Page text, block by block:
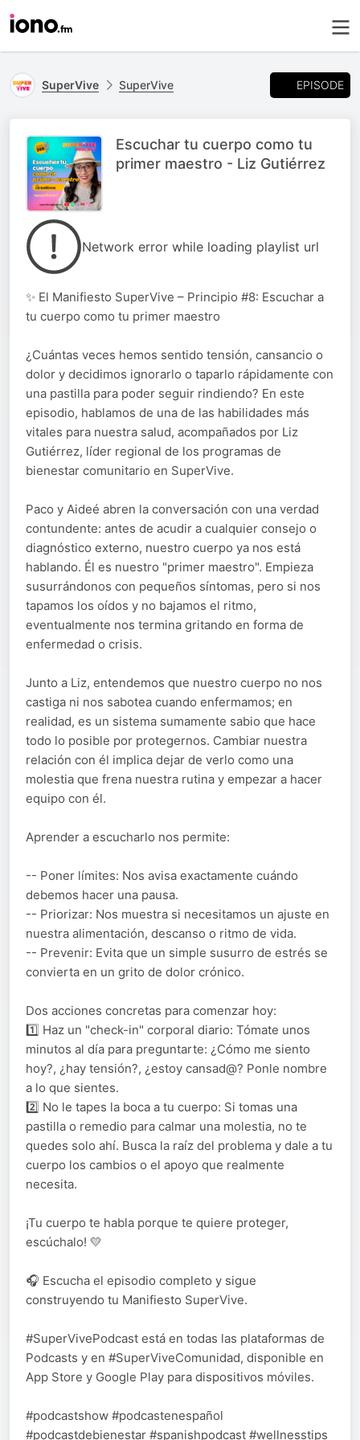
SuperVive SuperVive EPISODE
Escuchar tu cuerpo como tu
primer maestro - Liz Gutiérrez
Network error while loading playlist url
✨ El Manifiesto SuperVive – Principio #8: Escuchar a
tu cuerpo como tu primer maestro
¿Cuántas veces hemos sentido tensión, cansancio o
dolor y decidimos ignorarlo o taparlo rápidamente con
una pastilla para poder seguir rindiendo? En este
episodio, hablamos de una de las habilidades más
vitales para nuestra salud, acompañados por Liz
Gutiérrez, líder regional de los programas de
bienestar comunitario en SuperVive.
Paco y Aideé abren la conversación con una verdad
contundente: antes de acudir a cualquier consejo o
diagnóstico externo, nuestro cuerpo ya nos está
hablando. Él es nuestro "primer maestro". Empieza
susurrándonos con pequeños síntomas, pero si nos
tapamos los oídos y no bajamos el ritmo,
eventualmente nos termina gritando en forma de
enfermedad o crisis.
Junto a Liz, entendemos que nuestro cuerpo no nos
castiga ni nos sabotea cuando enfermamos; en
realidad, es un sistema sumamente sabio que hace
todo lo posible por protegernos. Cambiar nuestra
relación con él implica dejar de verlo como una
molestia que frena nuestra rutina y empezar a hacer
equipo con él.
Aprender a escucharlo nos permite:
-- Poner límites: Nos avisa exactamente cuándo
debemos hacer una pausa.
-- Priorizar: Nos muestra si necesitamos un ajuste en
nuestra alimentación, descanso o ritmo de vida.
-- Prevenir: Evita que un simple susurro de estrés se
convierta en un grito de dolor crónico.
Dos acciones concretas para comenzar hoy:
1️⃣ Haz un "check-in" corporal diario: Tómate unos
minutos al día para preguntarte: ¿Cómo me siento
hoy?, ¿hay tensión?, ¿estoy cansad@? Ponle nombre
a lo que sientes.
2️⃣ No le tapes la boca a tu cuerpo: Si tomas una
pastilla o remedio para calmar una molestia, no te
quedes solo ahí. Busca la raíz del problema y dale a tu
cuerpo los cambios o el apoyo que realmente
necesita.
¡Tu cuerpo te habla porque te quiere proteger,
escúchalo! 💛
🎧 Escucha el episodio completo y sigue
construyendo tu Manifiesto SuperVive.
#SuperVivePodcast está en todas las plataformas de
Podcasts y en #SuperViveComunidad, disponible en
App Store y Google Play para dispositivos móviles.
#podcastshow #podcastenespañol
#podcastdebienestar #spanishpodcast #wellnesstips